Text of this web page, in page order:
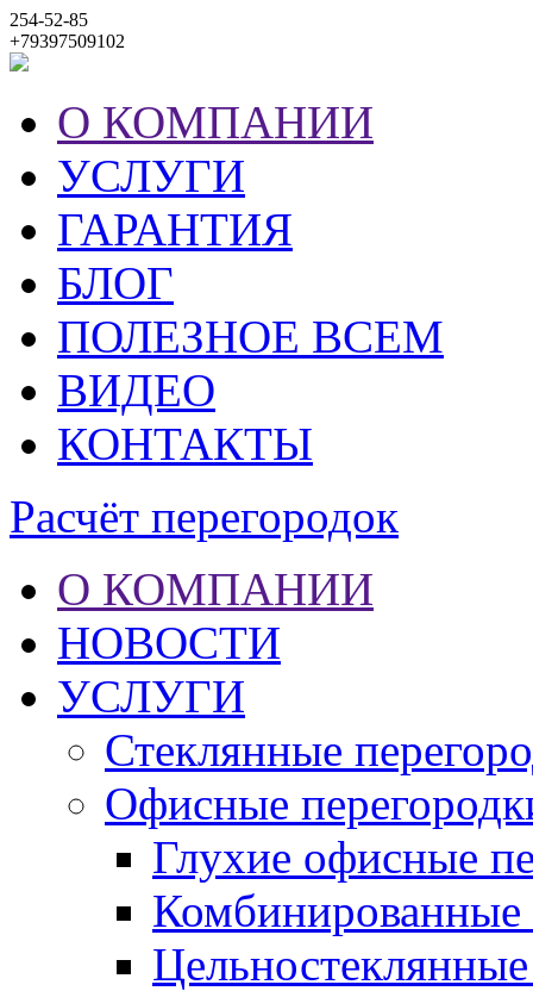
254-52-85
+79397509102
О КОМПАНИИ
УСЛУГИ
ГАРАНТИЯ
БЛОГ
ПОЛЕЗНОЕ ВСЕМ
ВИДЕО
КОНТАКТЫ
Расчёт перегородок
О КОМПАНИИ
НОВОСТИ
УСЛУГИ
Стеклянные
Офисные
Глухие офисные
Комбинированные